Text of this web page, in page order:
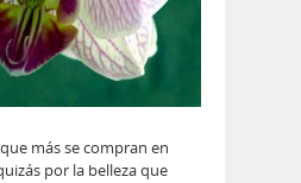
más se compran en
por la belleza que